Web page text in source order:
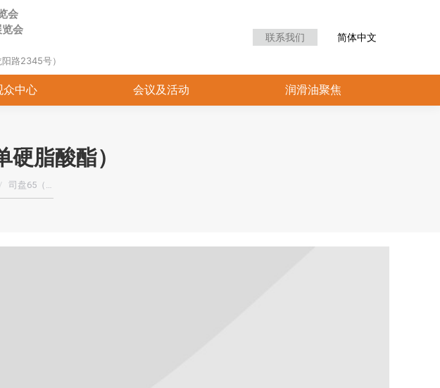
会
会
路2345号）
联系我们 简体中文
众中心 会议及活动 润滑油聚焦
脂酸酯）
司盘65（…
展商中心